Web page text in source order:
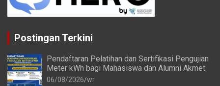
Postingan Terkini
Pendaftaran Pelatihan dan Sertifikasi Pengujian
Meter kWh bagi Mahasiswa dan Alumni Akmet
06/08/2026 wr